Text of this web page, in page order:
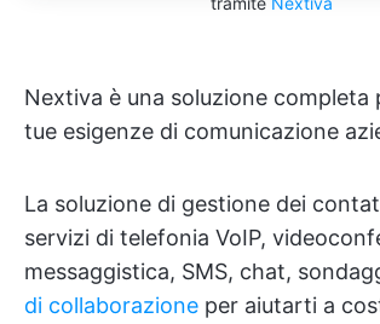
Nextiva è una soluzione completa
tue esigenze di comunicazione
La soluzione di gestione dei
servizi di telefonia VoIP,
messaggistica, SMS, chat,
di collaborazione per aiutarti a